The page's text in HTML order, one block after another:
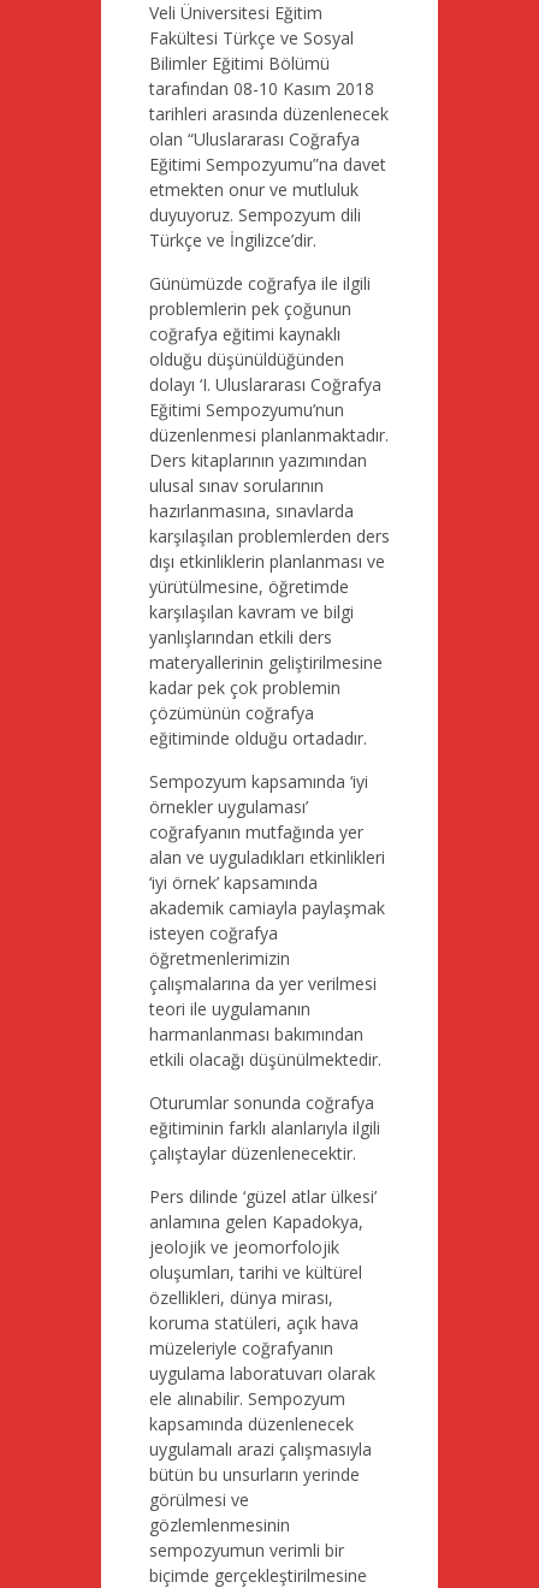
Veli Üniversitesi Eğitim
Fakültesi Türkçe ve Sosyal
Bilimler Eğitimi Bölümü
tarafından 08-10 Kasım 2018
tarihleri arasında düzenlenecek
olan “Uluslararası Coğrafya
Eğitimi Sempozyumu”na davet
etmekten onur ve mutluluk
duyuyoruz. Sempozyum dili
Türkçe ve İngilizce’dir.
Günümüzde coğrafya ile ilgili
problemlerin pek çoğunun
coğrafya eğitimi kaynaklı
olduğu düşünüldüğünden
dolayı ‘I. Uluslararası Coğrafya
Eğitimi Sempozyumu’nun
düzenlenmesi planlanmaktadır.
Ders kitaplarının yazımından
ulusal sınav sorularının
hazırlanmasına, sınavlarda
karşılaşılan problemlerden ders
dışı etkinliklerin planlanması ve
yürütülmesine, öğretimde
karşılaşılan kavram ve bilgi
yanlışlarından etkili ders
materyallerinin geliştirilmesine
kadar pek çok problemin
çözümünün coğrafya
eğitiminde olduğu ortadadır.
Sempozyum kapsamında ‘iyi
örnekler uygulaması’
coğrafyanın mutfağında yer
alan ve uyguladıkları etkinlikleri
‘iyi örnek’ kapsamında
akademik camiayla paylaşmak
isteyen coğrafya
öğretmenlerimizin
çalışmalarına da yer verilmesi
teori ile uygulamanın
harmanlanması bakımından
etkili olacağı düşünülmektedir.
Oturumlar sonunda coğrafya
eğitiminin farklı alanlarıyla ilgili
çalıştaylar düzenlenecektir.
Pers dilinde ‘güzel atlar ülkesi’
anlamına gelen Kapadokya,
jeolojik ve jeomorfolojik
oluşumları, tarihi ve kültürel
özellikleri, dünya mirası,
koruma statüleri, açık hava
müzeleriyle coğrafyanın
uygulama laboratuvarı olarak
ele alınabilir. Sempozyum
kapsamında düzenlenecek
uygulamalı arazi çalışmasıyla
bütün bu unsurların yerinde
görülmesi ve
gözlemlenmesinin
sempozyumun verimli bir
biçimde gerçekleştirilmesine